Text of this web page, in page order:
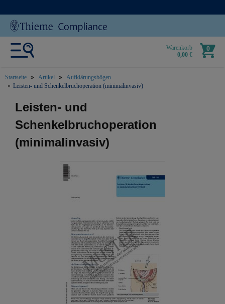
Warenkorb
0,00 €
0
Startseite Artikel
Aufklärungsbögen
Leisten- und Schenkelbruchoperation (minimalinvasiv)
text.skipToContent
text.skipToNavigation
Leisten- und
Schenkelbruchoperation
(minimalinvasiv)